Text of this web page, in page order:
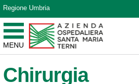
Vai ai contenuti
Vai al menu di navigazione
Vai al footer
Regione Umbria
MENU
Azienda Ospedaliera Santa Maria di
Sito Istituzionale
Chirurgia